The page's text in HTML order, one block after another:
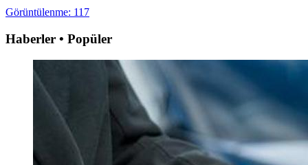
Görüntülenme: 117
Haberler • Popüler